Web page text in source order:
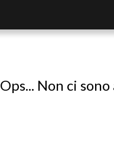
Ops... Non ci